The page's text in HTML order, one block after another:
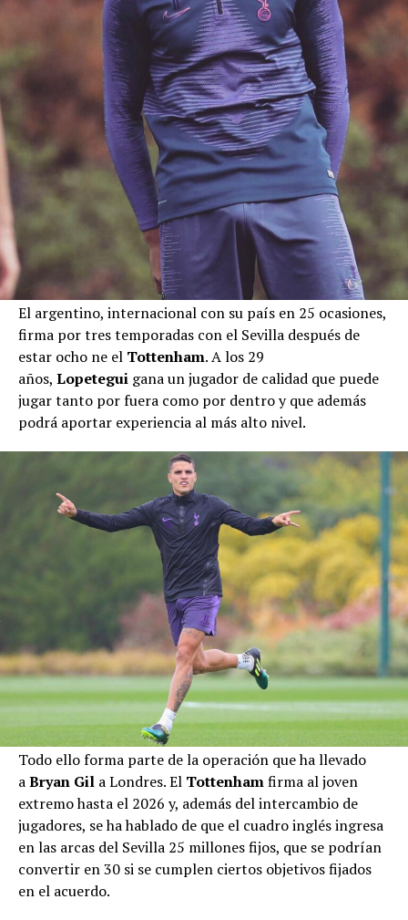
El argentino, internacional con su país en 25 ocasiones,
firma por tres temporadas con el Sevilla después de
estar ocho ne el Tottenham. A los 29
años, Lopetegui gana un jugador de calidad que puede
jugar tanto por fuera como por dentro y que además
podrá aportar experiencia al más alto nivel.
Todo ello forma parte de la operación que ha llevado
aBryan Gil a Londres. El Tottenhamfirma al joven
extremo hasta el 2026 y, además del intercambio de
jugadores, se ha hablado de que el cuadro inglés ingresa
en las arcas del Sevilla 25 millones fijos, que se podrían
convertir en 30 si se cumplen ciertos objetivos fijados
en el acuerdo.